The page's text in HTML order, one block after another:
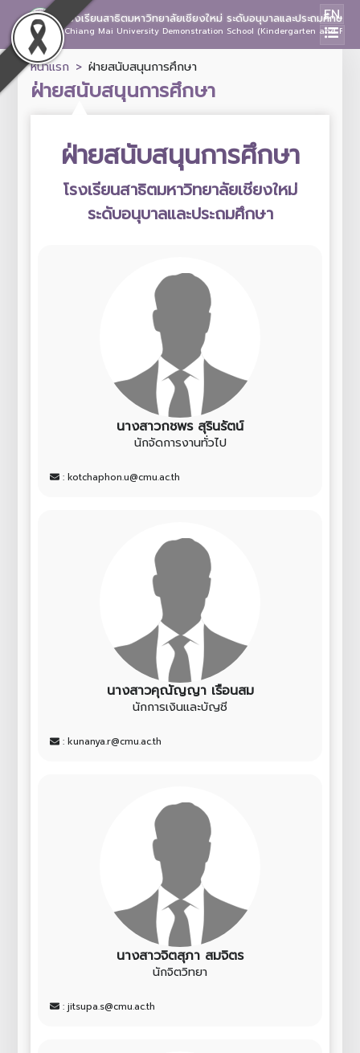
โรงเรียนสาธิตมหาวิทยาลัยเชียงใหม่ ระดับอนุบาลและประถมศึกษา
Chiang Mai University Demonstration School (Kindergarten and
EN
หน้าแรก ฝ่ายสนับสนุนการศึกษา
ฝ่ายสนับสนุนการศึกษา
ฝ่ายสนับสนุนการศึกษา
โรงเรียนสาธิตมหาวิทยาลัยเชียงใหม่
ระดับอนุบาลและประถมศึกษา
นางสาวกชพร สุรินรัตน์
นักจัดการงานทั่วไป
: kotchaphon.u@cmu.ac.th
นางสาวคุณัญญา เรือนสม
นักการเงินและบัญชี
: kunanya.r@cmu.ac.th
นางสาวจิตสุภา สมจิตร
นักจิตวิทยา
: jitsupa.s@cmu.ac.th